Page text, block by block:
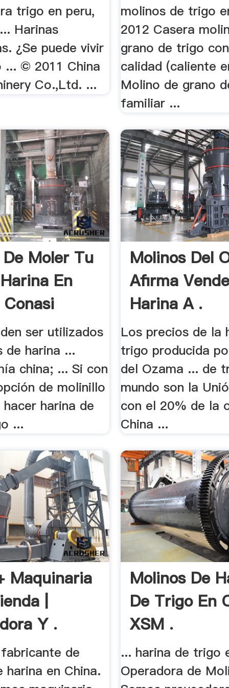
trigo en peru,
Harinas
¿Se puede vivir
... © 2011 China
Co.,Ltd. ...
molinos de trigo
2012 Casera
grano de trigo
calidad (caliente
Molino de grano
familiar ...
Moler Tu
En
ser utilizados
de harina ...
china; ... Si con
de molinillo
harina de
...
Molinos Del
Afirma
Harina A .
Los precios de la
trigo producida
del Ozama ... de
mundo son la
con el 20% de la
China ...
Maquinaria
|
Y .
de
harina en China.
Molinos De
De Trigo En
XSM .
... harina de trigo
Operadora de